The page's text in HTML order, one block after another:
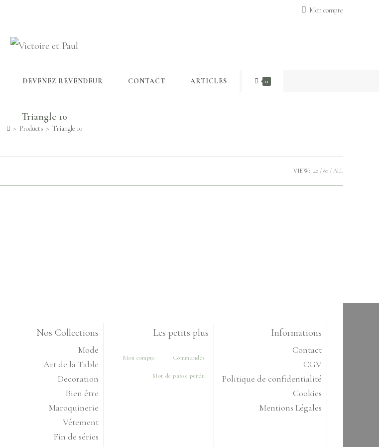
Mon compte
DEVENEZ REVENDEUR CONTACT ARTICLES 0
Triangle 10
> Products > Triangle 10
VIEW: 40 80 ALL
Nos Collections
Mode
Art de la Table
Decoration
Bien être
Maroquinerie
Vêtement
Fin de séries
Les petits plus
Mon compte Commandes
Mot de passe perdu
Informations
Contact
CGV
Politique de confidentialité
Cookies
Mentions Légales